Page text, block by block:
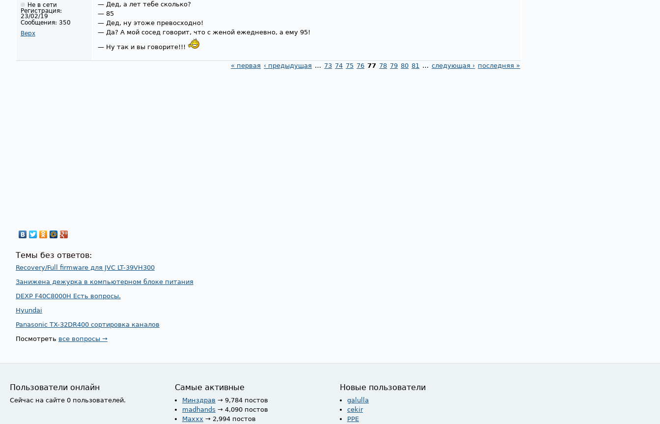
Не в сети
Регистрация:
23/02/19
Сообщения: 350
Верх
— Дед, а лет тебе сколько?
— 85
— Дед, ну этоже превосходно!
— Да? А мой сосед говорит, что с женой ежедневно, а ему 95!
— Ну так и вы говорите!!!
« первая ‹ предыдущая … 73 74 75 76 77 78 79 80 81 … следующая › последняя »
Темы без ответов:
Recovery/Full firmware для JVC LT-39VH300
Занижена дежурка в компьютерном блоке питания
DEXP F40C8000H Есть вопросы.
Hyundai
Panasonic TX-32DR400 сортировка каналов
Посмотреть все вопросы →
Пользователи онлайн
Сейчас на сайте 0 пользователей.
Самые активные
Минздрав → 9,784 постов
madhands → 4,090 постов
Maxxx → 2,994 постов
Новые пользователи
galulla
cekir
PPE